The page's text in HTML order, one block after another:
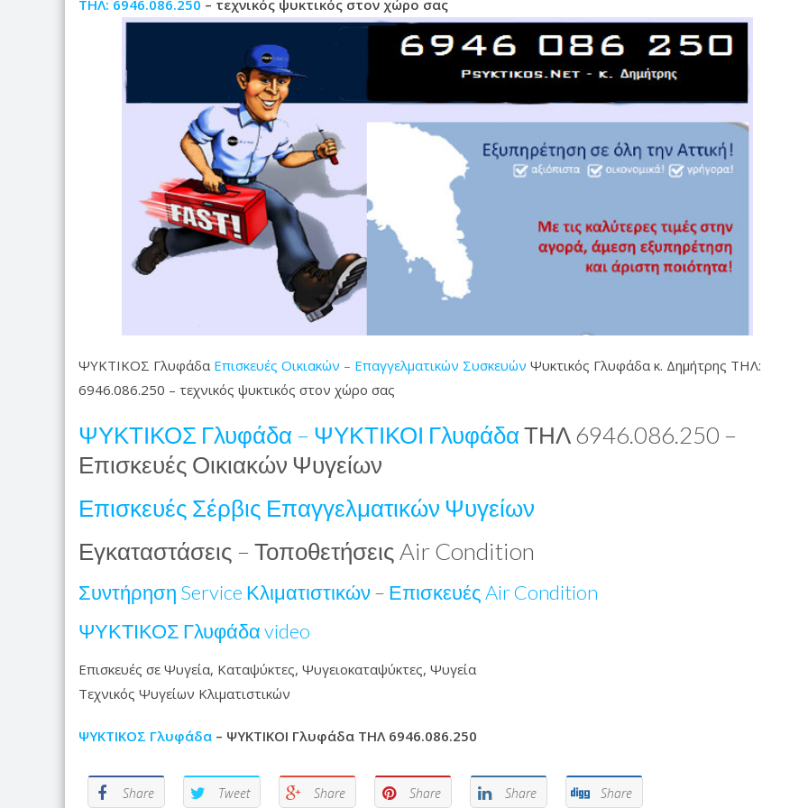
ΤΗΛ: 6946.086.250 – τεχνικός ψυκτικός στον χώρο σας
ΨΥΚΤΙΚΟΣ Γλυφάδα Επισκευές Οικιακών – Επαγγελματικών Συσκευών Ψυκτικός Γλυφάδα κ. Δημήτρης ΤΗΛ:
6946.086.250 – τεχνικός ψυκτικός στον χώρο σας
ΨΥΚΤΙΚΟΣ Γλυφάδα – ΨΥΚΤΙΚΟΙ ΓλυφάδαΤΗΛ 6946.086.250 –
Επισκευές Οικιακών Ψυγείων
Επισκευές Σέρβις Επαγγελματικών Ψυγείων
Εγκαταστάσεις – Τοποθετήσεις Air Condition
Συντήρηση Service Κλιματιστικών– Επισκευές Air Condition
ΨΥΚΤΙΚΟΣ Γλυφάδα video
Επισκευές σε Ψυγεία, Καταψύκτες, Ψυγειοκαταψύκτες, Ψυγεία
Τεχνικός Ψυγείων Κλιματιστικών
ΨΥΚΤΙΚΟΣ Γλυφάδα – ΨΥΚΤΙΚΟΙ Γλυφάδα ΤΗΛ 6946.086.250
Share Tweet Share Share Share Share